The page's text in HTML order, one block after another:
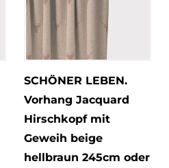
SCHÖNER LEBEN.
Vorhang Jacquard
Hirschkopf mit
Geweih beige
hellbraun 245cm oder